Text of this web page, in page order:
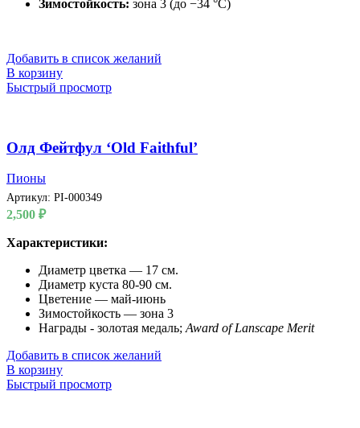
Зимостойкость: зона 3 (до −34 °C)
Добавить в список желаний
В корзину
Быстрый просмотр
Олд Фейтфул ‘Old Faithful’
Пионы
Артикул: PI-000349
2,500 ₽
Характеристики:
Диаметр цветка — 17 см.
Диаметр куста 80-90 см.
Цветение — май-июнь
Зимостойкость — зона 3
Награды - золотая медаль; Award of Lanscape Merit
Добавить в список желаний
В корзину
Быстрый просмотр